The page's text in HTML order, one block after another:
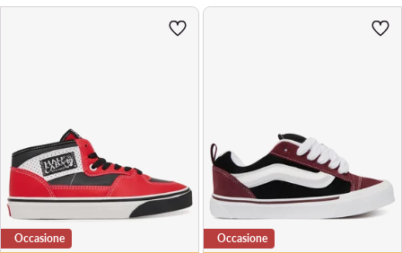
Occasione Occasione